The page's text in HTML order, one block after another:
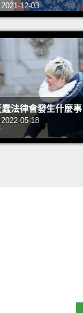
12-03
法律會發生什麼事
05-18